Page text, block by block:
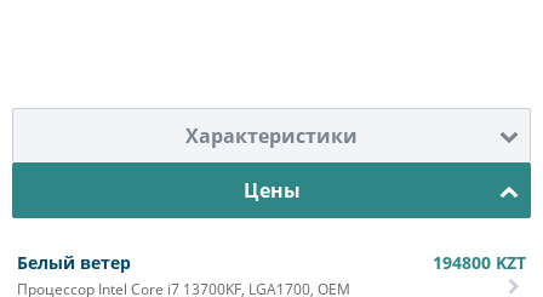
Характеристики
Цены
Белый ветер
Процессор Intel Core i7 13700KF, LGA1700, OEM
194800 KZT